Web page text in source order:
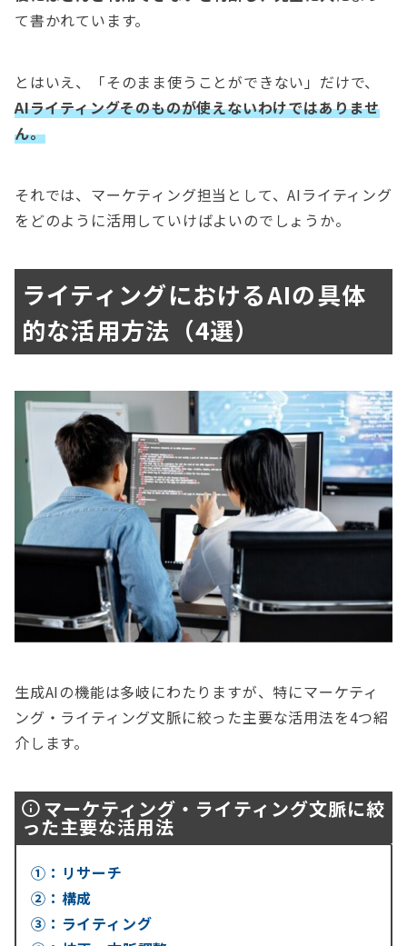
て書かれています。
とはいえ、「そのまま使うことができない」だけで、
AIライティングそのものが使えないわけではありませ
ん。
それでは、マーケティング担当として、AIライティング
をどのように活用していけばよいのでしょうか。
ライティングにおけるAIの具体
的な活用方法（4選）
生成AIの機能は多岐にわたりますが、特にマーケティ
ング・ライティング文脈に絞った主要な活用法を4つ紹
介します。
マーケティング・ライティング文脈に絞
った主要な活用法
①：リサーチ
②：構成
③：ライティング